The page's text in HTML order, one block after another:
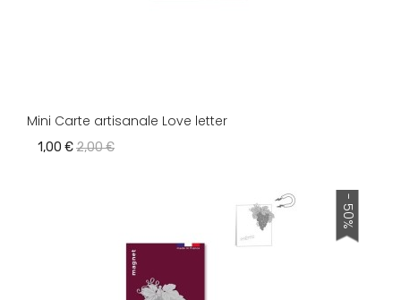
Mini Carte artisanale Love letter
1,00 €2,00 €
- 50%